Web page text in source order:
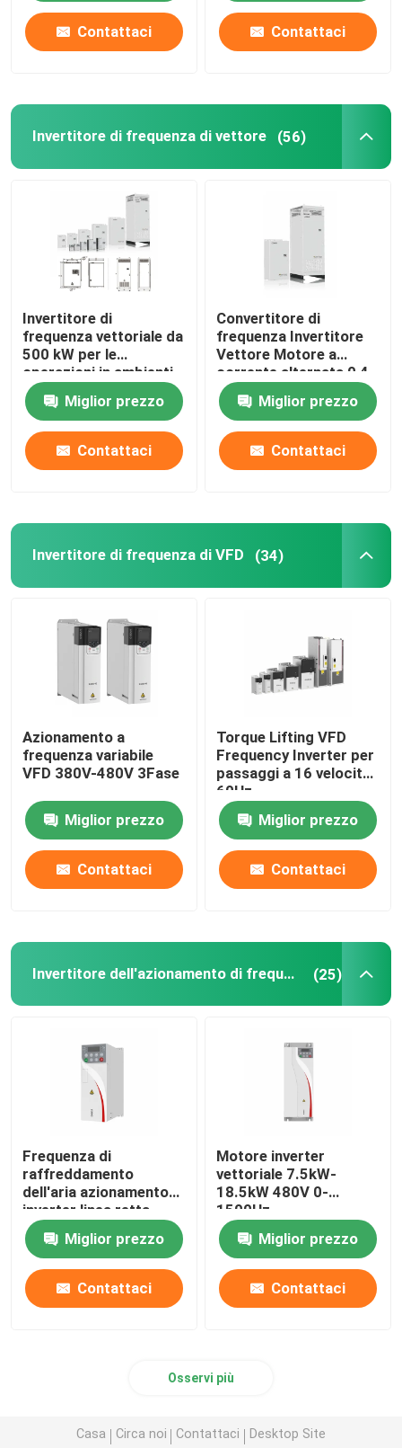
Contattaci Contattaci
Invertitore di frequenza di vettore (56)
Invertitore di
frequenza vettoriale da
500 kW per le
operazioni in ambienti
interni ad altitudine con
frequenza di uscita da
0 Hz a 300 Hz
Miglior prezzo
Contattaci
Convertitore di
frequenza Invertitore
Vettore Motore a
corrente alternata 0,4
kW-500 kW Portata di
potenza Torsione di
avvio Velocità
regolabile
Miglior prezzo
Contattaci
Invertitore di frequenza di VFD (34)
Azionamento a
frequenza variabile
VFD 380V-480V 3Fase
Miglior prezzo
Contattaci
Torque Lifting VFD
Frequency Inverter per
passaggi a 16 velocità
60Hz
Miglior prezzo
Contattaci
Invertitore dell'azionamento di frequenza (25)
Frequenza di
raffreddamento
dell'aria azionamento
inverter linea retta
curva V/F
Miglior prezzo
Contattaci
Motore inverter
vettoriale 7.5kW-
18.5kW 480V 0-
1500Hz
Miglior prezzo
Contattaci
Osservi più
Casa Circa noi Contattaci Desktop Site